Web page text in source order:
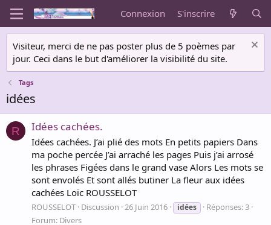
Connexion S'inscrire
Visiteur, merci de ne pas poster plus de 5 poèmes par
jour. Ceci dans le but d'améliorer la visibilité du site.
Tags
idées
R Idées cachées.
Idées cachées. J’ai plié des mots En petits papiers Dans
ma poche percée J’ai arraché les pages Puis j’ai arrosé
les phrases Figées dans le grand vase Alors Les mots se
sont envolés Et sont allés butiner La fleur aux idées
cachées Loïc ROUSSELOT
ROUSSELOT Discussion 26 Juin 2016 idées
Réponses: 3
Forum: Divers